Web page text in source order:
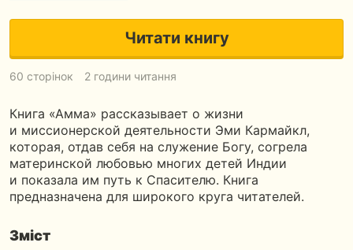
Читати книгу
60 сторінок 2 години читання
Книга «Амма» рассказывает о жизни
и миссионерской деятельности Эми Кармайкл,
которая, отдав себя на служение Богу, согрела
материнской любовью многих детей Индии
и показала им путь к Спасителю. Книга
предназначена для широкого круга читателей.
Зміст